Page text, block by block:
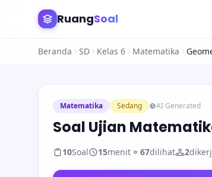
RuangSoal
Beranda SD Kelas 6 Matematika
Matematika Sedang AI Generated
Soal Ujian
10Soal 15menit 67dilihat 2